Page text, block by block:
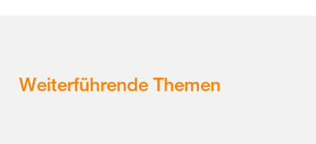
Weiterführende Themen